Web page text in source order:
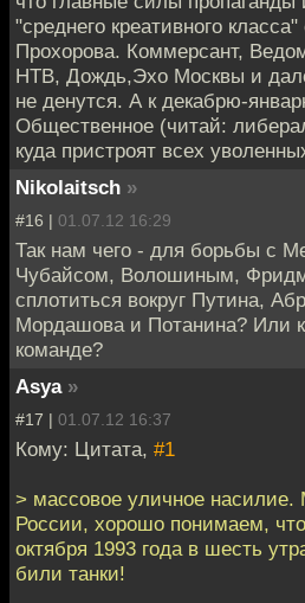
"среднего креативного
Прохорова. Коммерсант,
НТВ, Дождь,Эхо Москвы и
не денутся. А к декабрю-
Общественное (читай:
куда пристроят всех
Nikolaitsch »
#16 | 01.07.12 16:29
Так нам чего - для борьбы с
Чубайсом, Волошиным,
сплотиться вокруг Путина,
Мордашова и Потанина? Или
команде?
Asya »
#17 | 01.07.12 16:37
Кому: Цитата, #1
> массовое уличное
России, хорошо понимаем,
октября 1993 года в шесть
били танки!